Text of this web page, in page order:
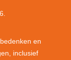
en
inclusief